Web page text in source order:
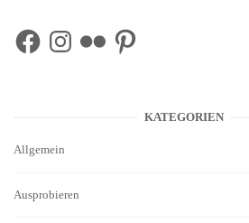
FacebookInstagram
Flickr Pinterest
KATEGORIEN
Allgemein
Ausprobieren